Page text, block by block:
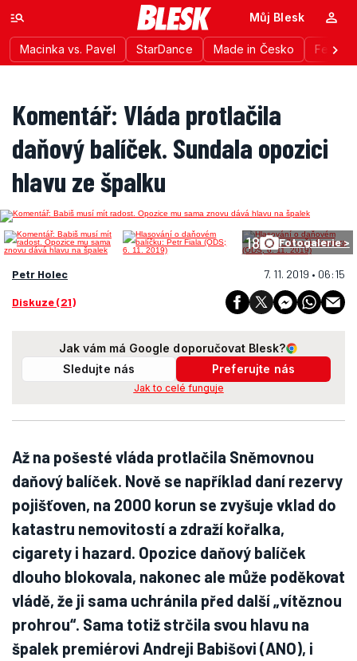
Macinka vs. Pavel StarDance Made in Česko
Můj Blesk
Komentář: Vláda protlačila
daňový balíček. Sundala opozici
hlavu ze špalku
18 Fotogalerie >
Petr Holec 7. 11. 2019 • 06:15
Diskuze (21)
Jak vám má Google doporučovat Blesk?
Sledujte nás
Preferujte nás
Jak to celé funguje
Až na pošesté vláda protlačila Sněmovnou
daňový balíček. Nově se například daní rezervy
pojišťoven, na 2000 korun se zvyšuje vklad do
katastru nemovitostí a zdraží kořalka,
cigarety i hazard. Opozice daňový balíček
dlouho blokovala, nakonec ale může poděkovat
vládě, že ji sama uchránila před další „vítěznou
prohrou“. Sama totiž strčila svou hlavu na
špalek premiérovi Andreji Babišovi (ANO), i